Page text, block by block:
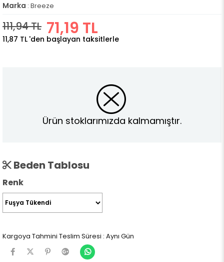
Marka : Breeze
111,94 TL 71,19 TL
11,87 TL 'den başlayan taksitlerle
Ürün stoklarımızda kalmamıştır.
Beden Tablosu
Renk
Kargoya Tahmini Teslim Süresi : Aynı Gün